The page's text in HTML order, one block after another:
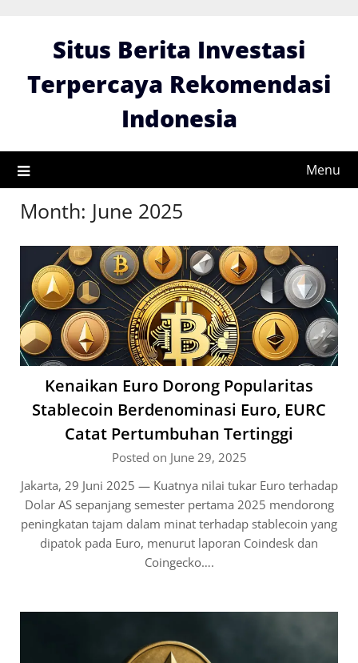
Situs Berita Investasi
Terpercaya Rekomendasi
Indonesia
Menu
Month: June 2025
Kenaikan Euro Dorong Popularitas
Stablecoin Berdenominasi Euro, EURC
Catat Pertumbuhan Tertinggi
Posted on June 29, 2025
Jakarta, 29 Juni 2025 — Kuatnya nilai tukar Euro terhadap
Dolar AS sepanjang semester pertama 2025 mendorong
peningkatan tajam dalam minat terhadap stablecoin yang
dipatok pada Euro, menurut laporan Coindesk dan
Coingecko….